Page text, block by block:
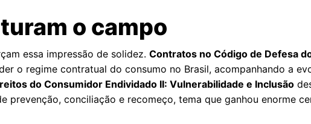
o campo
essa impressão de solidez. Contratos no Código de Defesa
o regime contratual do consumo no Brasil, acompanhando a
do Consumidor Endividado II: Vulnerabilidade e Inclusão
prevenção, conciliação e recomeço, tema que ganhou enorme